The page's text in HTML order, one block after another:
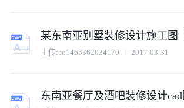
某东南亚别墅装修设计施工图
上传:co1465362034170 2017-03-31
东南亚餐厅及酒吧装修设计cad